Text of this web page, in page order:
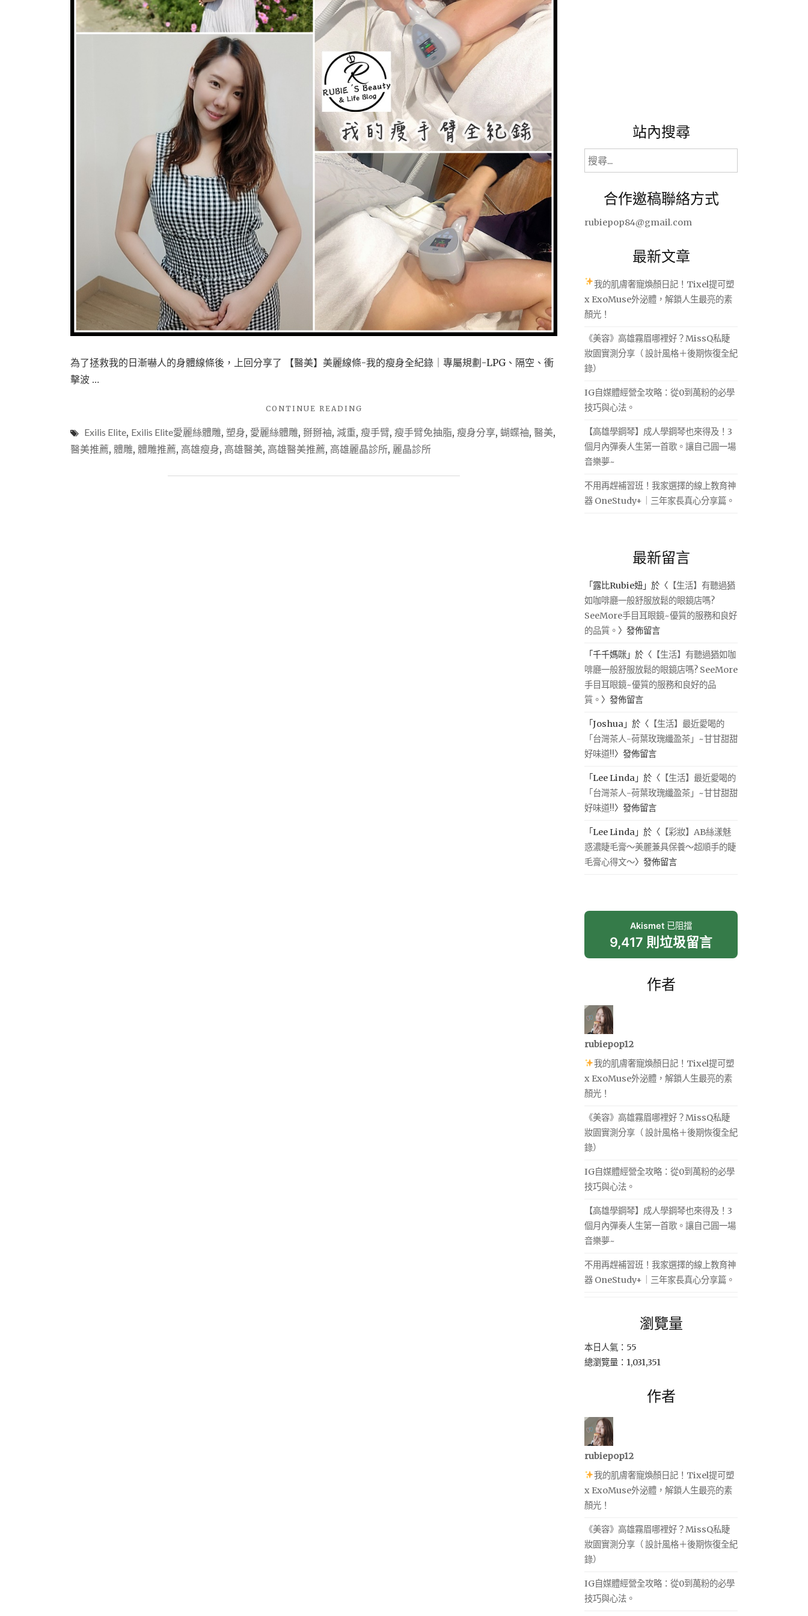
為了拯救我的日漸嚇人的身體線條後，上回分享了 【醫美】美麗線條-我的瘦身全紀錄｜專屬規劃-LPG、隔空、衝
擊波 …
CONTINUE READING
心
得】
Exilis Elite, Exilis Elite愛麗絲體雕, 塑身, 愛麗絲體雕, 掰掰袖, 減重, 瘦手臂, 瘦手臂免抽脂, 瘦身分享, 蝴蝶袖, 醫美,
醫美推薦, 體雕, 體雕推薦, 高雄瘦身, 高雄醫美, 高雄醫美推薦, 高雄麗晶診所, 麗晶診所
站內搜尋
搜
尋
合作邀稿聯絡方式
rubiepop84@gmail.com
最新文章
我的肌膚奢寵煥顏日記！Tixel提可塑
x ExoMuse外泌體，解鎖人生最亮的素
顏光！
《美容》高雄霧眉哪裡好？MissQ私睫
妝園實測分享（ 設計風格＋後期恢復全紀
錄）
IG自媒體經營全攻略：從0到萬粉的必學
技巧與心法。
【高雄學鋼琴】成人學鋼琴也來得及！3
個月內彈奏人生第一首歌。讓自己圓一場
音樂夢~
不用再趕補習班！我家選擇的線上教育神
器 OneStudy+｜三年家長真心分享篇。
最新留言
「 露比Rubie妞 」於〈 【生活】有聽過猶
如咖啡廳一般舒服放鬆的眼鏡店嗎?
SeeMore手目耳眼鏡~優質的服務和良好
的品質。 〉發佈留言
「千千媽咪 」於〈 【生活】有聽過猶如咖
啡廳一般舒服放鬆的眼鏡店嗎? SeeMore
手目耳眼鏡~優質的服務和良好的品
質。 〉發佈留言
「Joshua 」於〈 【生活】最近愛喝的
「台灣茶人-荷葉玫瑰纖盈茶」~甘甘甜甜
好味道!!〉發佈留言
「Lee Linda 」於〈 【生活】最近愛喝的
「台灣茶人-荷葉玫瑰纖盈茶」~甘甘甜甜
好味道!!〉發佈留言
「Lee Linda 」於〈 【彩妝】AB絲漾魅
惑濃睫毛膏～美麗兼具保養～超順手的睫
毛膏心得文～〉發佈留言
Akismet 已阻擋
9,417 則垃圾留言
作者
rubiepop12
我的肌膚奢寵煥顏日記！Tixel提可塑
x ExoMuse外泌體，解鎖人生最亮的素
顏光！
《美容》高雄霧眉哪裡好？MissQ私睫
妝園實測分享（ 設計風格＋後期恢復全紀
錄）
IG自媒體經營全攻略：從0到萬粉的必學
技巧與心法。
【高雄學鋼琴】成人學鋼琴也來得及！3
個月內彈奏人生第一首歌。讓自己圓一場
音樂夢~
不用再趕補習班！我家選擇的線上教育神
器 OneStudy+｜三年家長真心分享篇。
瀏覽量
本日人氣：55
總瀏覽量：1,031,351
作者
rubiepop12
我的肌膚奢寵煥顏日記！Tixel提可塑
x ExoMuse外泌體，解鎖人生最亮的素
顏光！
《美容》高雄霧眉哪裡好？MissQ私睫
妝園實測分享（ 設計風格＋後期恢復全紀
錄）
IG自媒體經營全攻略：從0到萬粉的必學
技巧與心法。